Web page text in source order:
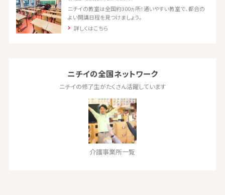
ニチイの教室は全国約300ヵ所！通いやすい教室で、都合の
よい開講日程を見つけましょう。
詳しくはこちら
ニチイの全国ネットワーク
ニチイの修了生がたくさん活躍しています
介護事業所一覧